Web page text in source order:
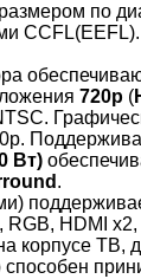
по
720p (
Вт)
.
HDMI
корпусе